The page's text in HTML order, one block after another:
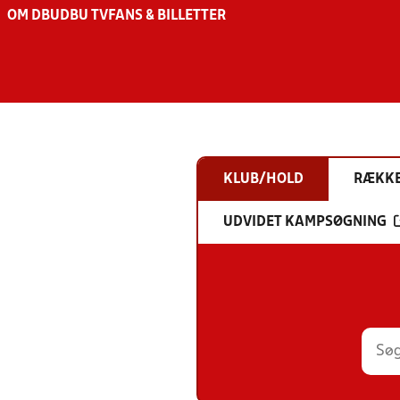
OM DBU DBU TV FANS & BILLETTER
KLUB/HOLD
UDVIDET KAMPSØGNING